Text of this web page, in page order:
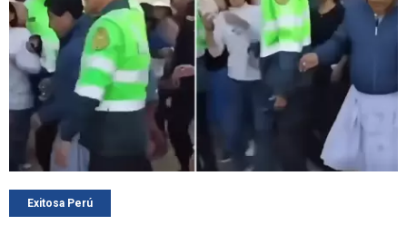
Exitosa Perú